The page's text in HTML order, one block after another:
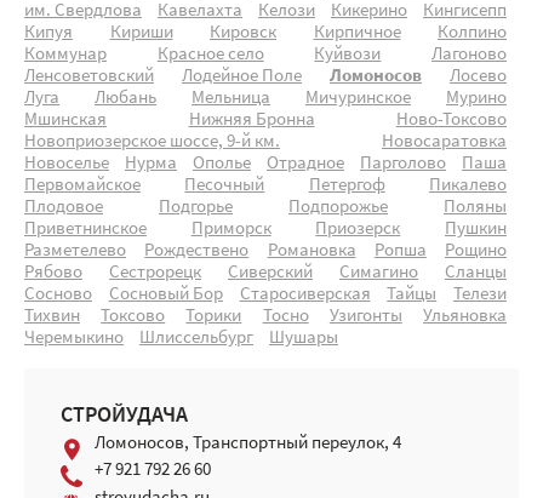
им. Свердлова
Кавелахта Келози Кикерино
Кингисепп
Кипуя
Кириши Кировск Кирпичное
Колпино
Коммунар
Красное село Куйвози
Лагоново
Ленсоветовский
Лодейное Поле Ломоносов
Лосево
Луга
Любань Мельница Мичуринское
Мурино
Мшинская
Нижняя Бронна
Ново-Токсово
Новоприозерское шоссе, 9-й км.
Новосаратовка
Новоселье
Нурма Ополье Отрадное Парголово
Паша
Первомайское
Песочный Петергоф
Пикалево
Плодовое
Подгорье Подпорожье
Поляны
Приветнинское
Приморск Приозерск
Пушкин
Разметелево
Рождествено Романовка Ропша
Рощино
Рябово
Сестрорецк Сиверский Симагино
Сланцы
Сосново
Сосновый Бор Старосиверская Тайцы
Телези
Тихвин
Токсово Торики Тосно Узигонты
Ульяновка
Черемыкино
Шлиссельбург Шушары
СТРОЙУДАЧА
Ломоносов, Транспортный переулок, 4
+7 921 792 26 60